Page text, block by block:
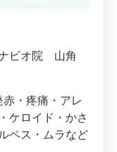
ナビオ院 山角
赤・疼痛・アレ
ケロイド・かさ
ペス・ムラなど